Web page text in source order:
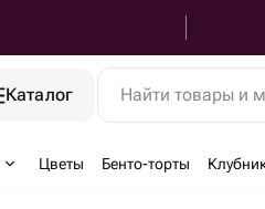
Каталог Найти товары и
Цветы Бенто-торты